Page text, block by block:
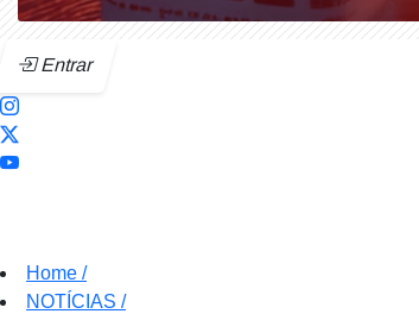
Entrar
Home /
NOTÍCIAS /